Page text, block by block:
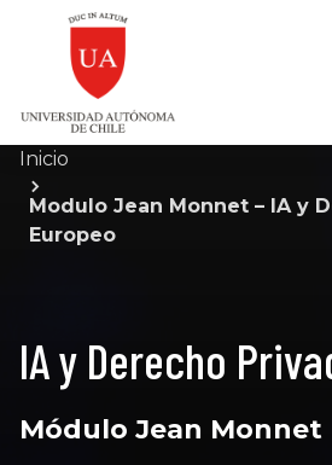
Inicio
Modulo Jean Monnet – IA y
Europeo
IA y Derecho
Módulo Jean Monnet